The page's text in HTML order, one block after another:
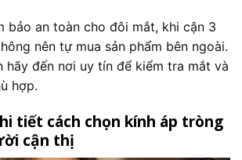
bảo an toàn cho đôi mắt, khi cận 3
nên tự mua sản phẩm bên ngoài.
hãy đến nơi uy tín để kiểm tra mắt và
hợp.
tiết cách chọn kính áp tròng
cận thị